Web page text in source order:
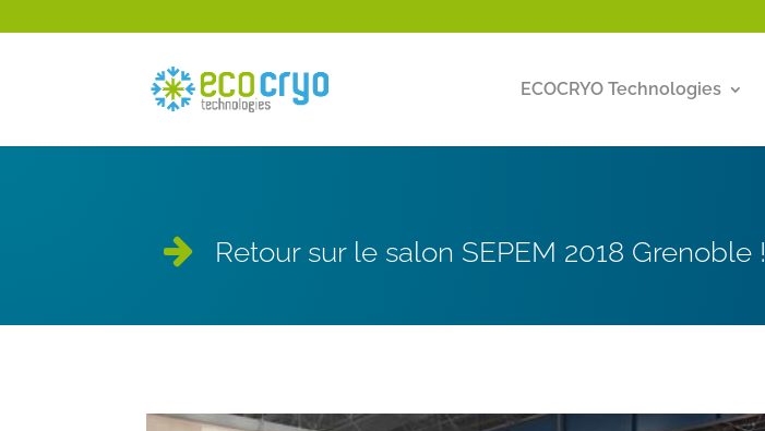
ECOCRYO Technologies
Retour sur le salon SEPEM 2018 Grenoble !